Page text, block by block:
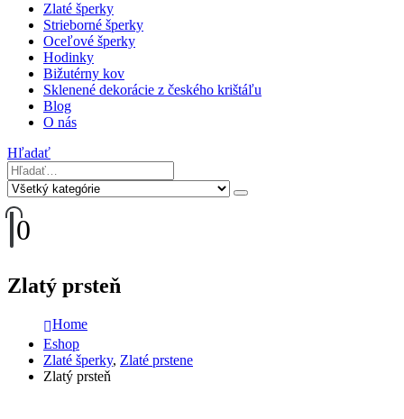
Zlaté šperky
Strieborné šperky
Oceľové šperky
Hodinky
Bižutérny kov
Sklenené dekorácie z českého krištáľu
Blog
O nás
Hľadať
0
Zlatý prsteň
Home
Eshop
Zlaté šperky, Zlaté prstene
Zlatý prsteň